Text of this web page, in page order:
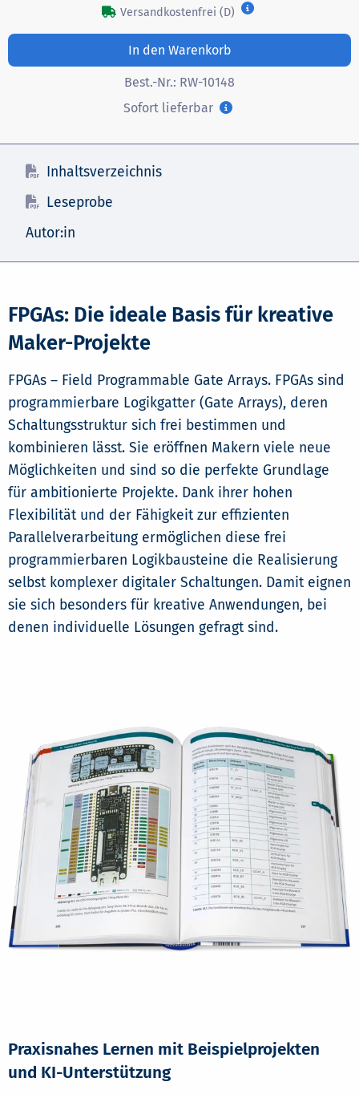
Versandkostenfrei (D)
In den Warenkorb
Best.-Nr.: RW-10148
Sofort lieferbar
Inhaltsverzeichnis
Leseprobe
Autor:in
FPGAs: Die ideale Basis für kreative
Maker-Projekte
FPGAs – Field Programmable Gate Arrays. FPGAs sind
programmierbare Logikgatter (Gate Arrays), deren
Schaltungsstruktur sich frei bestimmen und
kombinieren lässt. Sie eröffnen Makern viele neue
Möglichkeiten und sind so die perfekte Grundlage
für ambitionierte Projekte. Dank ihrer hohen
Flexibilität und der Fähigkeit zur effizienten
Parallelverarbeitung ermöglichen diese frei
programmierbaren Logikbausteine die Realisierung
selbst komplexer digitaler Schaltungen. Damit eignen
sie sich besonders für kreative Anwendungen, bei
denen individuelle Lösungen gefragt sind.
Praxisnahes Lernen mit Beispielprojekten
und KI-Unterstützung